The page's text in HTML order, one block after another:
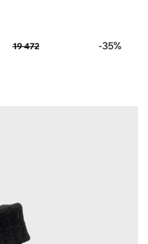
19 472
-35%